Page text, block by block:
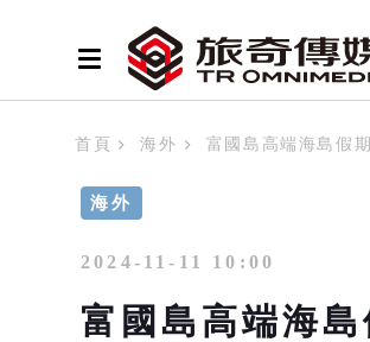
首頁 海外 富國島高端海島假
海外
2024-11-11 10:00
富國島高端海